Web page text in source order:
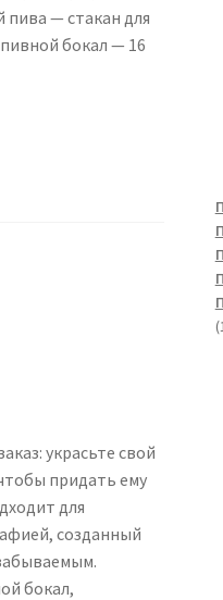
пива — стакан для
бокал — 16
украсьте свой
придать ему
для
созданный
бокал,